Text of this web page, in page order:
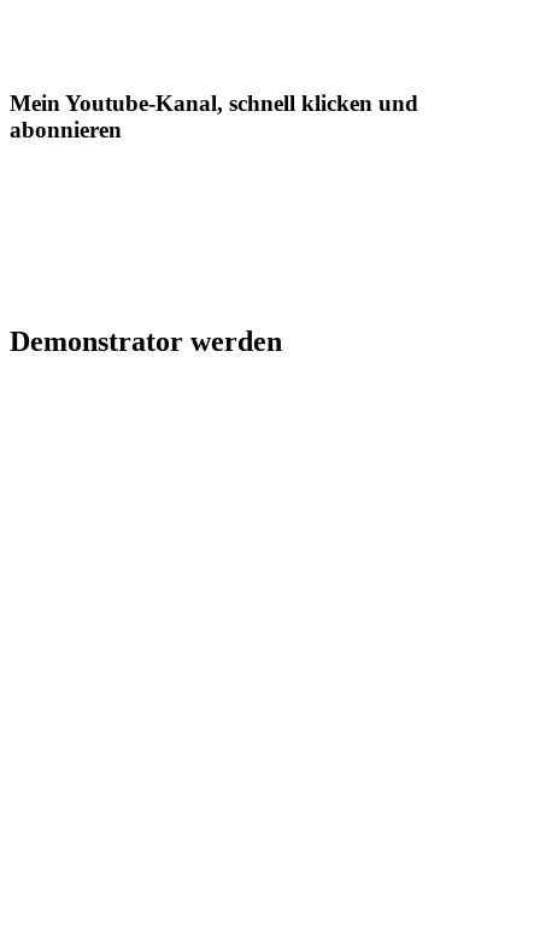
Mein Youtube-Kanal, schnell klicken und
abonnieren
Demonstrator werden